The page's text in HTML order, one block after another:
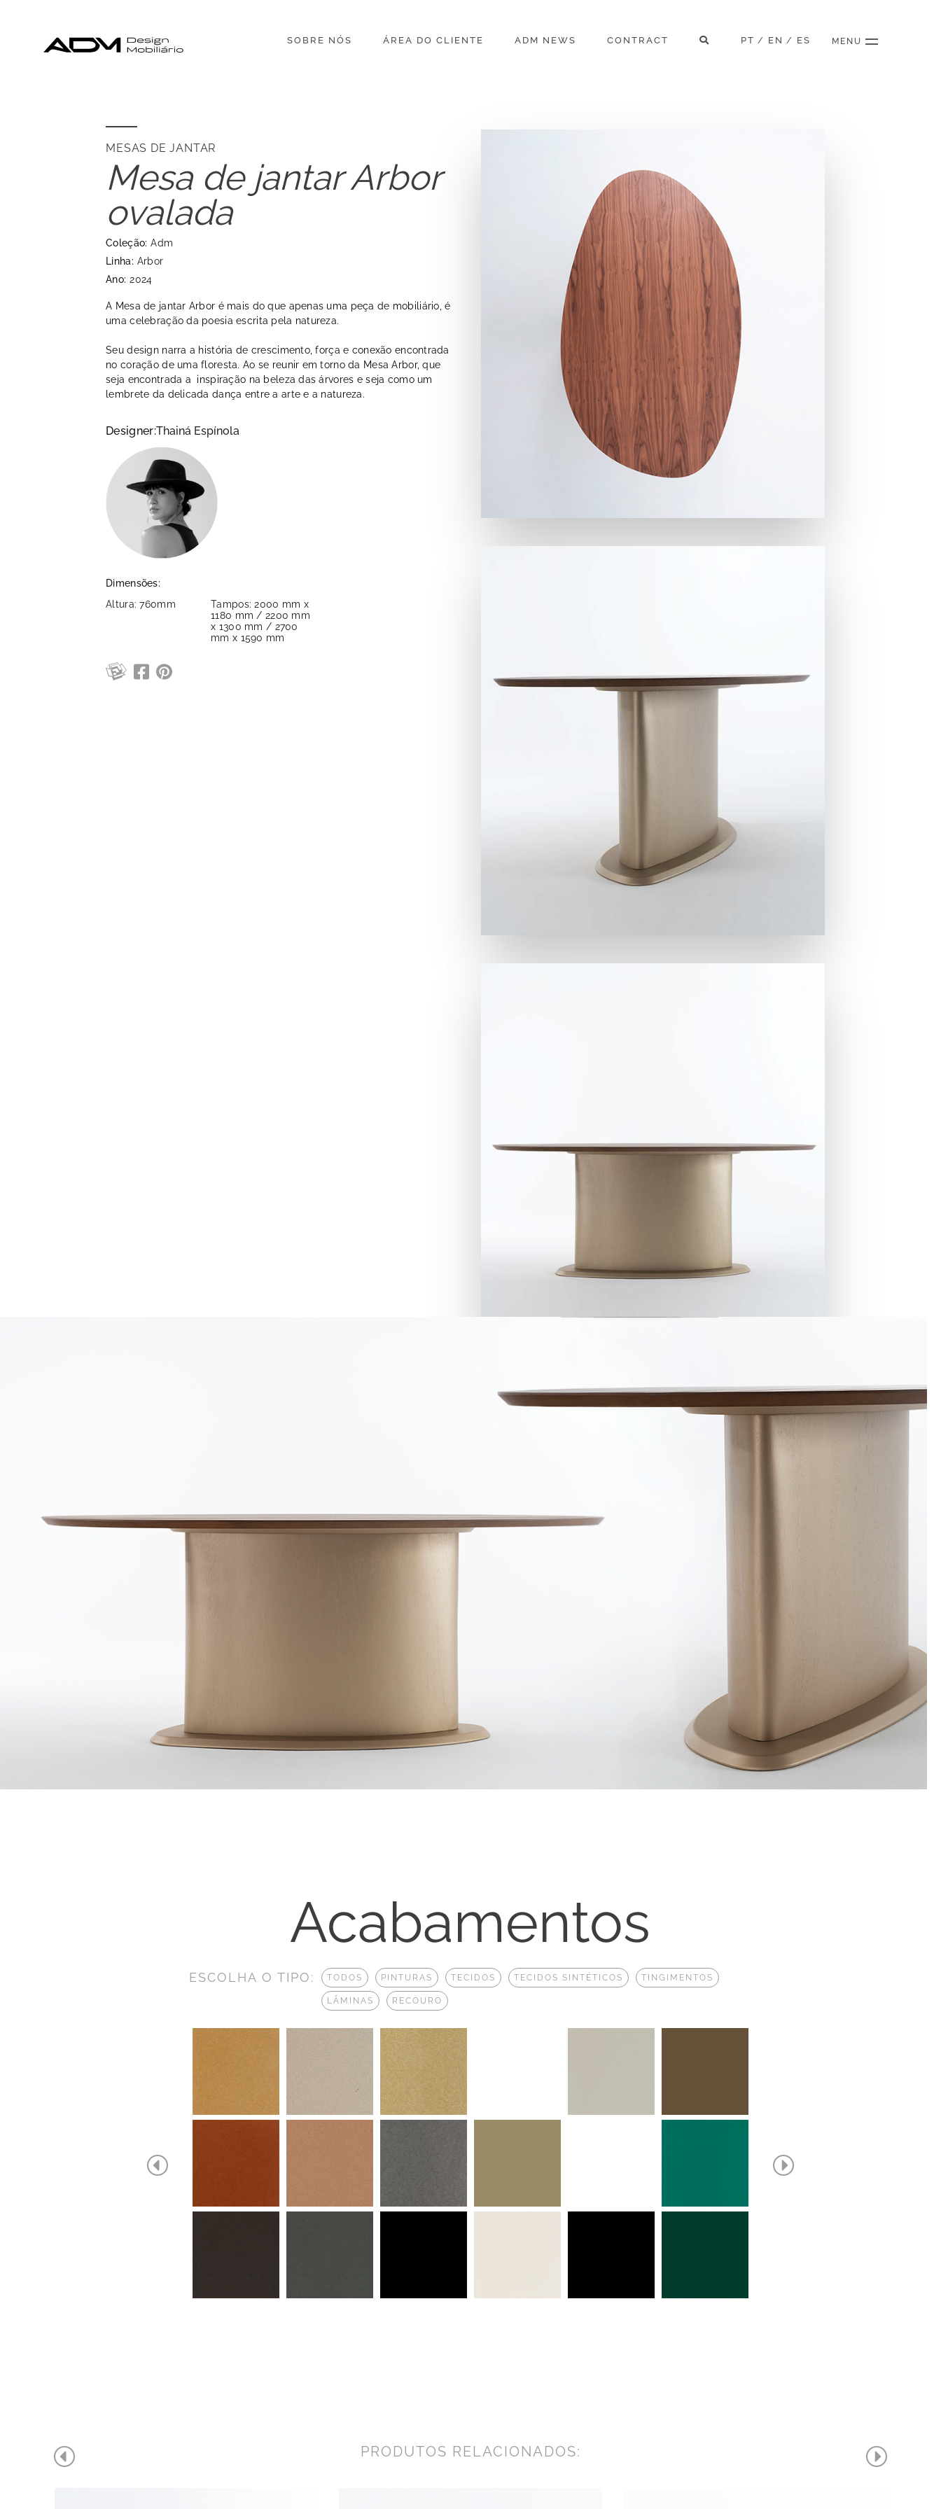
SOBRE NÓS ÁREA DO CLIENTE ADM NEWS CONTRACT PT / EN / ES MENU
MESAS DE JANTAR
Mesa de jantar Arbor
ovalada
Coleção: Adm
Linha: Arbor
Ano: 2024
A Mesa de jantar Arbor é mais do que apenas uma peça de mobiliário, é
uma celebração da poesia escrita pela natureza.
Seu design narra a história de crescimento, força e conexão encontrada
no coração de uma floresta. Ao se reunir em torno da Mesa Arbor, que
seja encontrada a inspiração na beleza das árvores e seja como um
lembrete da delicada dança entre a arte e a natureza.
Designer:Thainá Espínola
Dimensões:
Altura: 760mm
Tampos: 2000 mm x
1180 mm / 2200 mm
x 1300 mm / 2700
mm x 1590 mm
Acabamentos
ESCOLHA O TIPO: TODOS PINTURAS TECIDOS TECIDOS SINTÉTICOS TINGIMENTOS
LÂMINAS RECOURO
PRODUTOS RELACIONADOS: